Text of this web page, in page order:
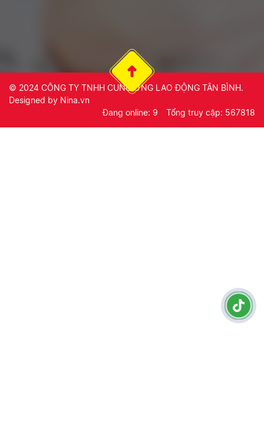
© 2024 CÔNG TY TNHH CUNG ỨNG LAO ĐỘNG TÂN BÌNH.
Designed by Nina.vn
Đang online: 9
Tổng truy cập: 567818